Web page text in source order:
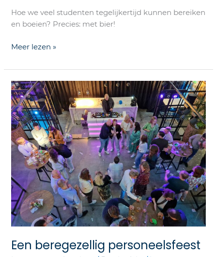
Hoe we veel studenten tegelijkertijd kunnen bereiken
en boeien? Precies: met bier!
Meer lezen »
Een beregezellig personeelsfeest
Een
beregezellig
personeelsfeest